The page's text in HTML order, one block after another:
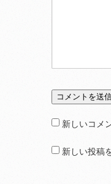
新しいコメ
新しい投稿